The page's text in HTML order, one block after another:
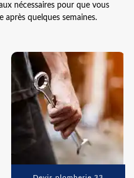
nécessaires pour que vous
après quelques semaines.